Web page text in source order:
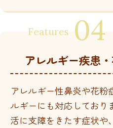
アレルギー疾患
アレルギー性鼻炎や花粉
ルギーにも対応しており
活に支障をきたす症状や